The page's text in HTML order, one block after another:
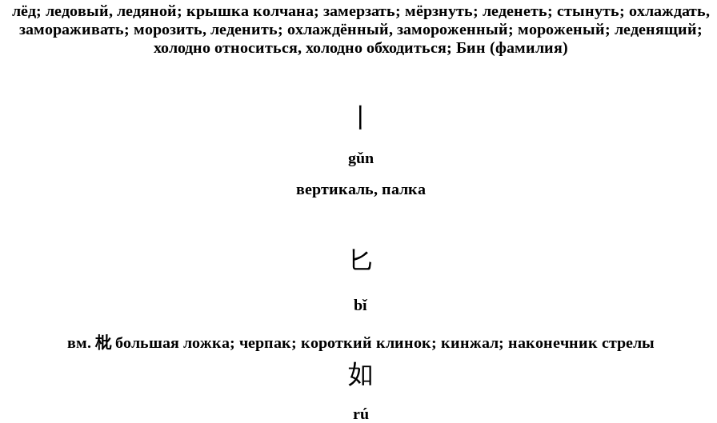
лёд; ледовый, ледяной; крышка колчана; замерзать; мёрзнуть; леденеть; стынуть; охлаждать,
замораживать; морозить, леденить; охлаждённый, замороженный; мороженый; леденящий;
холодно относиться, холодно обходиться; Бин (фамилия)
gǔn
вертикаль, палка
匕
bǐ
вм. 枇 большая ложка; черпак; короткий клинок; кинжал; наконечник стрелы
如
rú